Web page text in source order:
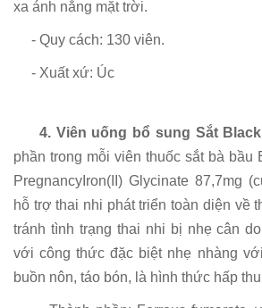
xa ánh nắng mặt trời.
- Quy cách: 130 viên.
- Xuất xứ: Úc
4. Viên uống bổ sung Sắt
phần trong mỗi viên thuốc sắt bà bầu
PregnancyIron(II) Glycinate 87,7mg
hỗ trợ thai nhi phát triển toàn diện về
tránh tình trạng thai nhi bị nhẹ cân
với công thức đặc biệt nhẹ nhàng
buồn nôn, táo bón, là hình thức hấp